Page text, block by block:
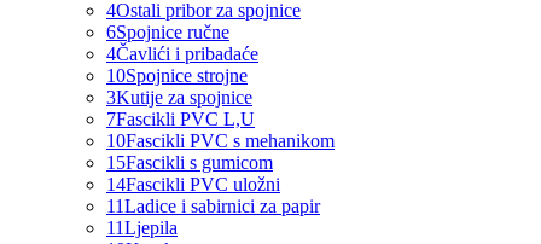
4Ostali pribor za spojnice
6Spojnice ručne
4Čavlići i pribadaće
10Spojnice strojne
3Kutije za spojnice
7Fascikli PVC L,U
10Fascikli PVC s mehanikom
15Fascikli s gumicom
14Fascikli PVC uložni
11Ladice i sabirnici za papir
11Ljepila